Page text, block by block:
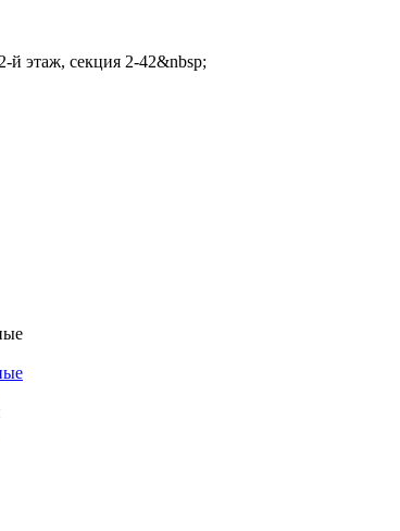
й этаж, секция 2-42&nbsp;